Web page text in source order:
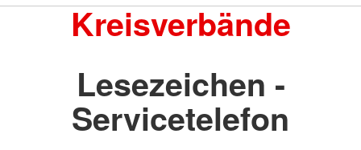
Kreisverbände
Lesezeichen -
Servicetelefon